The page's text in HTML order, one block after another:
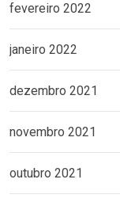
fevereiro 2022
janeiro 2022
dezembro 2021
novembro 2021
outubro 2021